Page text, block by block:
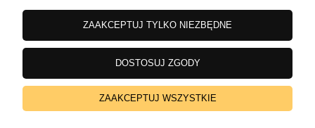
Wojewódzki Inspektorat Weterynarii
z siedzibą w Siedlcach
ul. Kazimierzowska 29
08-110 Siedlce
OBRÓT DETALICZNY PRODUKTAMI
OTC NA ODLEGŁOŚĆ
ZAAKCEPTUJ TYLKO NIEZBĘDNE
DOSTOSUJ ZGODY
ZAAKCEPTUJ WSZYSTKIE